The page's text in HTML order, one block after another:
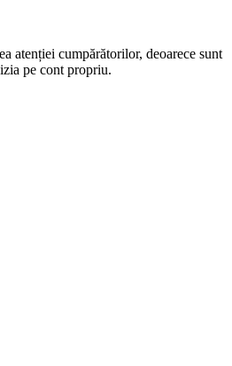
atenției cumpărătorilor, deoarece sunt
pe cont propriu.